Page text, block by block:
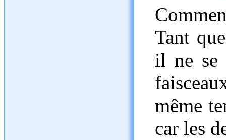
Tant
il ne se
même
car les